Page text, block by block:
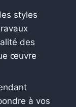
styles
des
œuvre
à vos